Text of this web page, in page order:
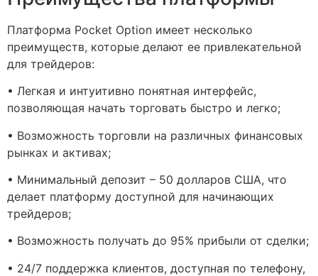
Платформа Pocket Option имеет несколько
преимуществ, которые делают ее привлекательной
для трейдеров:
• Легкая и интуитивно понятная интерфейс,
позволяющая начать торговать быстро и легко;
• Возможность торговли на различных финансовых
рынках и активах;
• Минимальный депозит – 50 долларов США, что
делает платформу доступной для начинающих
трейдеров;
• Возможность получать до 95% прибыли от сделки;
• 24/7 поддержка клиентов, доступная по телефону,